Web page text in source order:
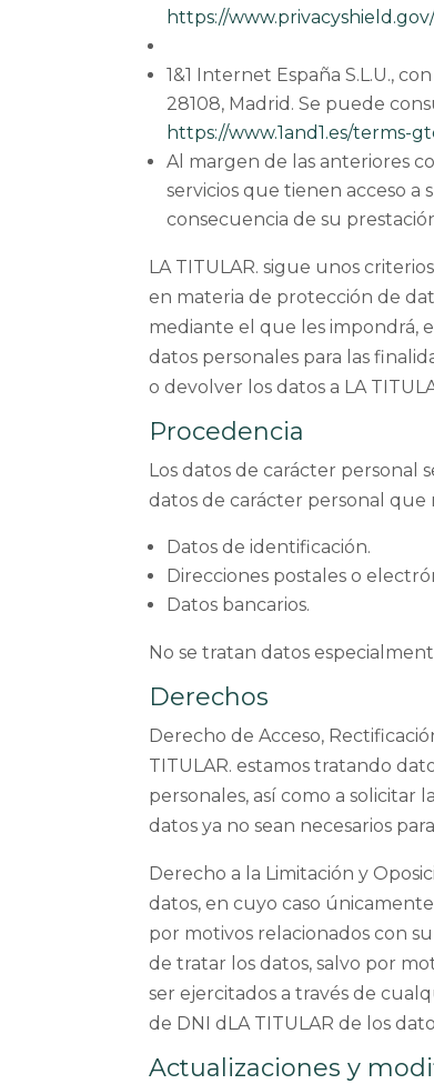
https://
1&1 Internet España S.L.U.,
28108, Madrid. Se puede
https://www.1and1.es/terms-
Al margen de las anteriores
servicios que tienen acceso
consecuencia de su
LA TITULAR. sigue unos
en materia de protección de
mediante el que les impondrá,
datos personales para las
o devolver los datos a LA
Procedencia
Los datos de carácter personal
datos de carácter personal que
Datos de identificación.
Direcciones postales o
Datos bancarios.
No se tratan datos
Derechos
Derecho de Acceso,
TITULAR. estamos tratando
personales, así como a solicitar
datos ya no sean necesarios
Derecho a la Limitación y
datos, en cuyo caso
por motivos relacionados con
de tratar los datos, salvo por
ser ejercitados a través de
de DNI dLA TITULAR de los
Actualizaciones y